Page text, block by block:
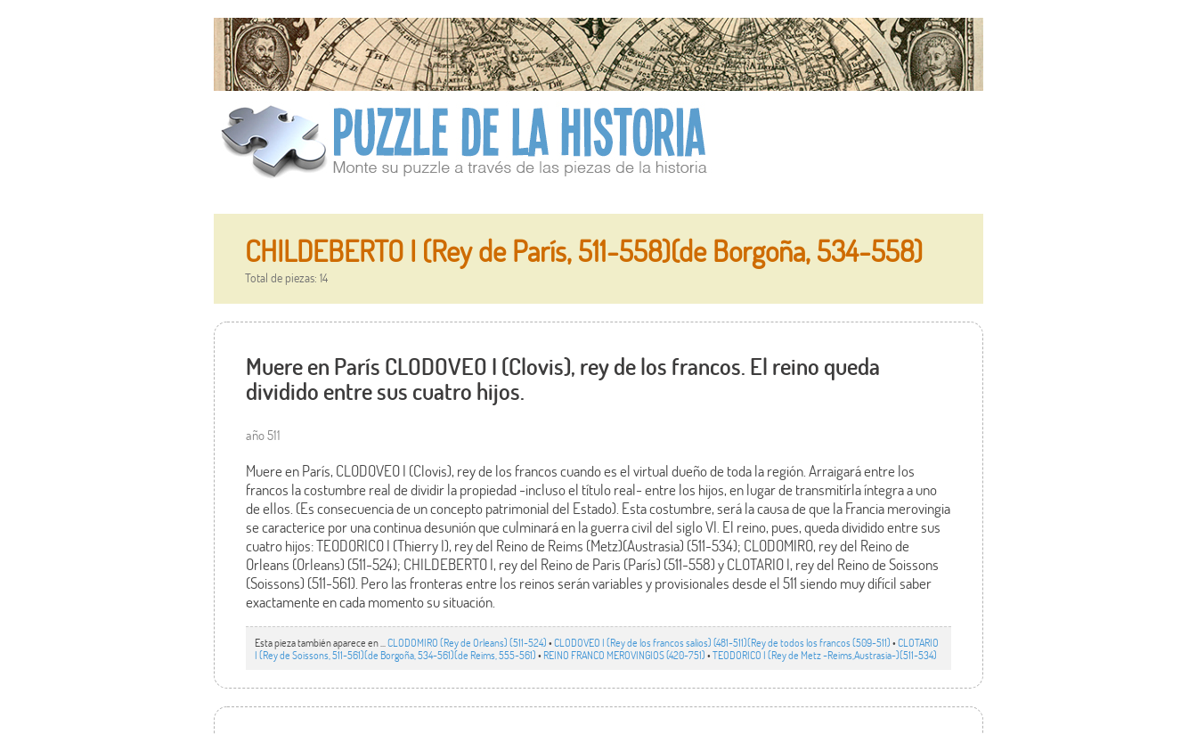
CHILDEBERTO I (Rey de París, 511-558)(de Borgoña, 534-558)
Total de piezas: 14
Muere en París CLODOVEO I (Clovis), rey de los francos. El reino queda
dividido entre sus cuatro hijos.
año 511
Muere en París, CLODOVEO I (Clovis), rey de los francos cuando es el virtual dueño de toda la región. Arraigará entre los
francos la costumbre real de dividir la propiedad -incluso el título real- entre los hijos, en lugar de transmitírla íntegra a uno
de ellos. (Es consecuencia de un concepto patrimonial del Estado). Esta costumbre, será la causa de que la Francia merovingia
se caracterice por una continua desunión que culminará en la guerra civil del siglo VI. El reino, pues, queda dividido entre sus
cuatro hijos: TEODORICO I (Thierry I), rey del Reino de Reims (Metz)(Austrasia) (511-534); CLODOMIRO, rey del Reino de
Orleans (Orleans) (511-524); CHILDEBERTO I, rey del Reino de Paris (París) (511-558) y CLOTARIO I, rey del Reino de Soissons
(Soissons) (511-561). Pero las fronteras entre los reinos serán variables y provisionales desde el 511 siendo muy difícil saber
exactamente en cada momento su situación.
Esta pieza también aparece en ...CLODOMIRO (Rey de Orleans) (511-524)•CLODOVEO I (Rey de los francos salios) (481-511)(Rey de todos los francos (509-511)•CLOTARIO
I (Rey de Soissons, 511-561)(de Borgoña, 534-561)(de Reims, 555-561)• REINO FRANCO MEROVINGIOS (420-751)•TEODORICO I (Rey de Metz -Reims,Austrasia-)(511-534)